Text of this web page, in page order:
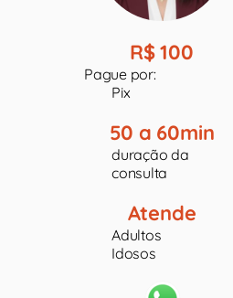
R$ 100
Pague por:
Pix
50 a 60min
duração da
consulta
Atende
Adultos
Idosos